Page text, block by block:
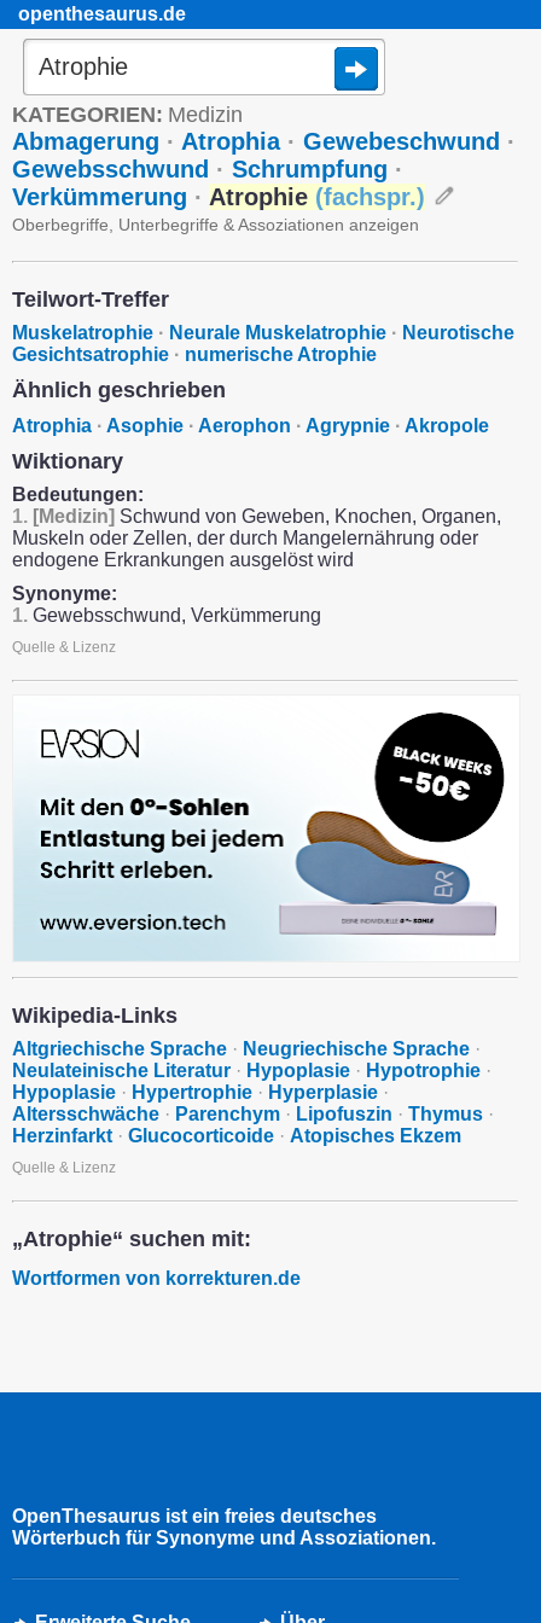
openthesaurus.de
KATEGORIEN: Medizin
Abmagerung · Atrophia · Gewebeschwund ·
Gewebsschwund · Schrumpfung ·
Verkümmerung · Atrophie (fachspr.)
Oberbegriffe, Unterbegriffe & Assoziationen anzeigen
Teilwort-Treffer
Muskelatrophie · Neurale Muskelatrophie · Neurotische
Gesichtsatrophie · numerische Atrophie
Ähnlich geschrieben
Atrophia · Asophie · Aerophon · Agrypnie · Akropole
Wiktionary
Bedeutungen:
1. [Medizin] Schwund von Geweben, Knochen, Organen,
Muskeln oder Zellen, der durch Mangelernährung oder
endogene Erkrankungen ausgelöst wird
Synonyme:
1. Gewebsschwund, Verkümmerung
Quelle & Lizenz
Wikipedia-Links
Altgriechische Sprache · Neugriechische Sprache ·
Neulateinische Literatur · Hypoplasie · Hypotrophie ·
Hypoplasie · Hypertrophie · Hyperplasie ·
Altersschwäche · Parenchym · Lipofuszin · Thymus ·
Herzinfarkt · Glucocorticoide · Atopisches Ekzem
Quelle & Lizenz
„Atrophie“ suchen mit:
Wortformen von korrekturen.de
OpenThesaurus ist ein freies deutsches
Wörterbuch für Synonyme und Assoziationen.